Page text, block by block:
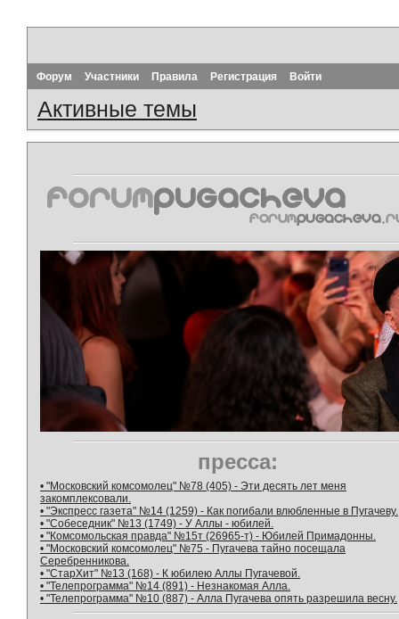
Форум Участники Правила Регистрация Войти
Активные темы
пресса:
• "Московский комсомолец" №78 (405) - Эти десять лет меня
закомплексовали.
• "Экспресс газета" №14 (1259) - Как погибали влюбленные в Пугачеву.
• "Собеседник" №13 (1749) - У Аллы - юбилей.
• "Комсомольская правда" №15т (26965-т) - Юбилей Примадонны.
• "Московский комсомолец" №75 - Пугачева тайно посещала
Серебренникова.
• "СтарХит" №13 (168) - К юбилею Аллы Пугачевой.
• "Телепрограмма" №14 (891) - Незнакомая Алла.
• "Телепрограмма" №10 (887) - Алла Пугачева опять разрешила весну.